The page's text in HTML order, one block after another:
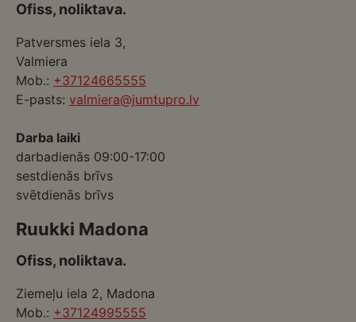
Ofiss, noliktava.
Patversmes iela 3,
Valmiera
Mob.: +37124665555
E-pasts: valmiera@jumtupro.lv
Darba laiki
darbadienās 09:00-17:00
sestdienās brīvs
svētdienās brīvs
Ruukki Madona
Ofiss, noliktava.
Ziemeļu iela 2, Madona
Mob.: +37124995555